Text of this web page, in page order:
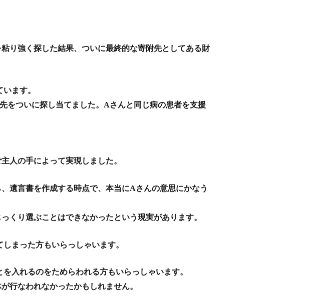
り強く探した結果、ついに最終的な寄附先としてある財
ます。
をついに探し当てました。Aさんと同じ病の患者を支援
人の手によって実現しました。
遺言書を作成する時点で、本当にAさんの意思にかなう
くり選ぶことはできなかったという現実があります。
まった方もいらっしゃいます。
入れるのをためらわれる方もいらっしゃいます。
行なわれなかったかもしれません。